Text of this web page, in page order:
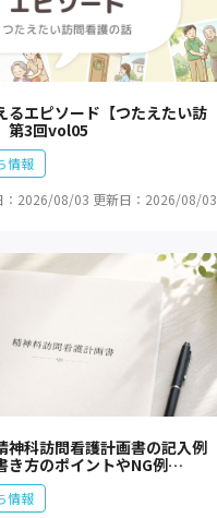
るエピソード【つたえたい訪
第3回vol05
情報
：2026/08/03 更新日：2026/08/03
神科訪問看護計画書の記入例
き方のポイントやNG例…
情報